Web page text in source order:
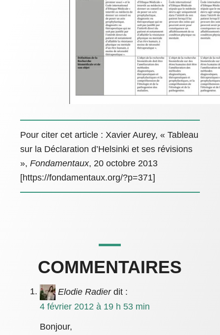
Pour citer cet article : Xavier Aurey, « Tableau
sur la Déclaration d’Helsinki et ses révisions
»,Fondamentaux, 20 octobre 2013
[https://fondamentaux.org/?p=371]
COMMENTAIRES
Elodie Radier dit :
4 février 2012 à 19 h 53 min
Bonjour,